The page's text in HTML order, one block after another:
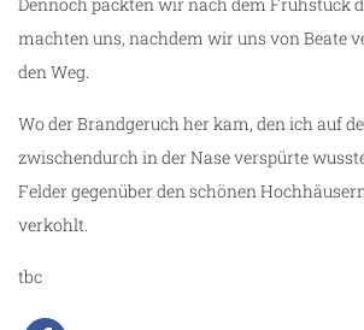
machten uns, nachdem wir uns von Beate
den Weg.
Wo der Brandgeruch her kam, den ich auf
zwischendurch in der Nase verspürte
Felder gegenüber den schönen
verkohlt.
tbc